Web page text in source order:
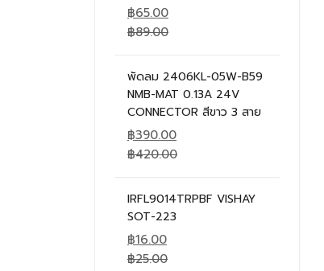
฿65.00
฿89.00
พัดลม 2406KL-05W-B59
NMB-MAT 0.13A 24V
CONNECTOR สีขาว 3 สาย
฿390.00
฿420.00
IRFL9014TRPBF VISHAY
SOT-223
฿16.00
฿25.00